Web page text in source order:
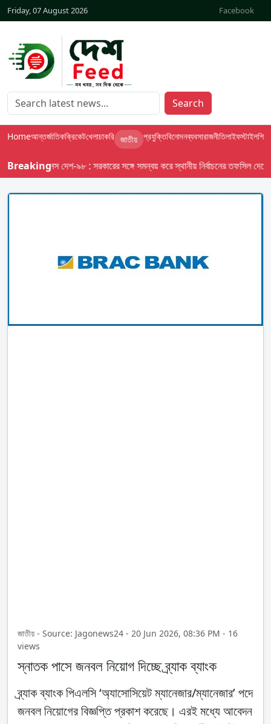
Friday, 07 August 2026 Facebook
Search
Homeআন্তর্জাতিকক্রিকেটখেলাচাকরি জাতীয় প্রযুক্তিবিনোদনব্যবসারাজনীতিলাইফস্টাইলশিক্ষা
Breakingবাসস দেশ-৯৮ : সরকারের সঙ্গে সমন্বয় করে স্থানীয় নির্বাচনের তফসিল দেবে
জাতীয় - Source: Jagonews24 - 20 Jun 2026, 08:36 PM - 16
views
স্নাতক পাসে জনবল নিয়োগ দিচ্ছে ব্র্যাক ব্যাংক
ব্র্যাক ব্যাংক পিএলসি ‘অ্যাসোসিয়েট ম্যানেজার/ম্যানেজার’ পদে
জনবল নিয়োগের বিজ্ঞপ্তি প্রকাশ করেছে। এরই মধ্যে আবেদন